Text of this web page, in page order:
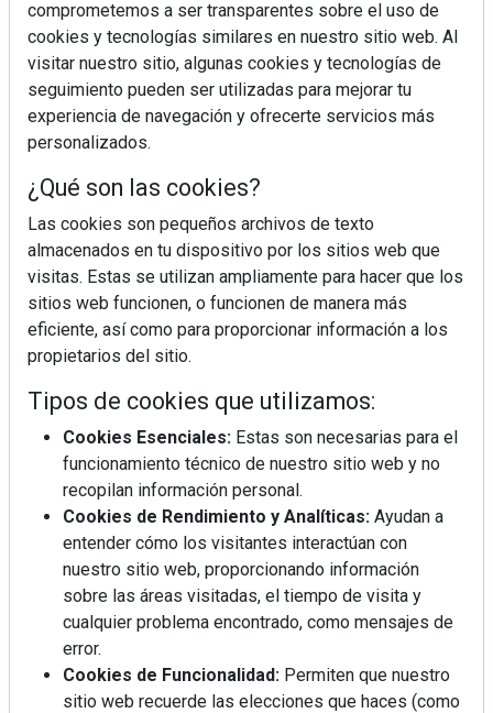
¿Sabes en qué consiste el síndrome metabólico?
Mujer del mes: Boticaria García, la farmacéutica que
habla con el corazón
comprometemos a ser transparentes sobre el uso de
cookies y tecnologías similares en nuestro sitio web. Al
visitar nuestro sitio, algunas cookies y tecnologías de
seguimiento pueden ser utilizadas para mejorar tu
experiencia de navegación y ofrecerte servicios más
personalizados.
¿Qué son las cookies?
Las cookies son pequeños archivos de texto
almacenados en tu dispositivo por los sitios web que
visitas. Estas se utilizan ampliamente para hacer que los
sitios web funcionen, o funcionen de manera más
eficiente, así como para proporcionar información a los
propietarios del sitio.
Tipos de cookies que utilizamos:
Cookies Esenciales: Estas son necesarias para el
funcionamiento técnico de nuestro sitio web y no
recopilan información personal.
Cookies de Rendimiento y Analíticas: Ayudan a
entender cómo los visitantes interactúan con
nuestro sitio web, proporcionando información
sobre las áreas visitadas, el tiempo de visita y
cualquier problema encontrado, como mensajes de
error.
Cookies de Funcionalidad: Permiten que nuestro
sitio web recuerde las elecciones que haces (como